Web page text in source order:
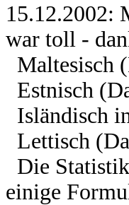
15.12.2002:
war toll -
Maltesisch
Estnisch
Isländisch
Lettisch
Die
einige